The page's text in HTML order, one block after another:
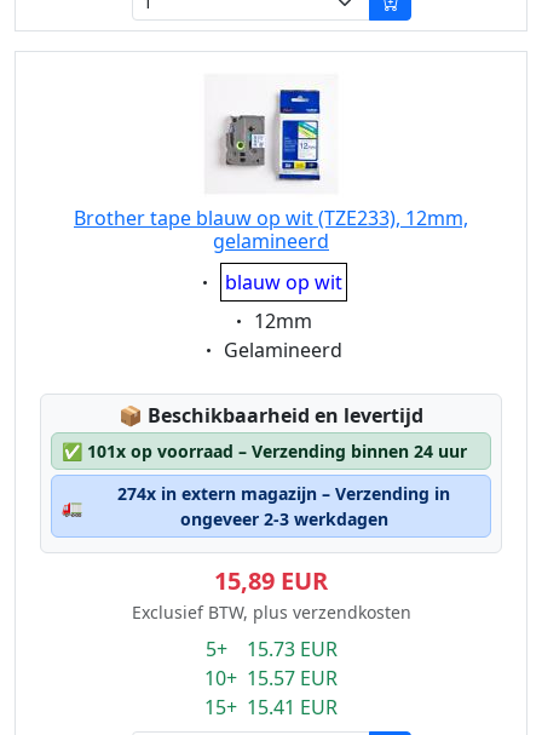
Brother tape blauw op wit (TZE233), 12mm,
gelamineerd
Eigenschaft:
blauw op wit
Eigenschaft:
12mm
Eigenschaft:
Gelamineerd
📦 Lagerstatus:
Beschikbaarheid en levertijd
✅ 101x op voorraad – Verzending binnen 24 uur
🚛
274x in extern magazijn – Verzending in
ongeveer 2-3 werkdagen
15,89 EUR
Exclusief BTW, plus verzendkosten
5+ 15.73 EUR
10+ 15.57 EUR
15+ 15.41 EUR